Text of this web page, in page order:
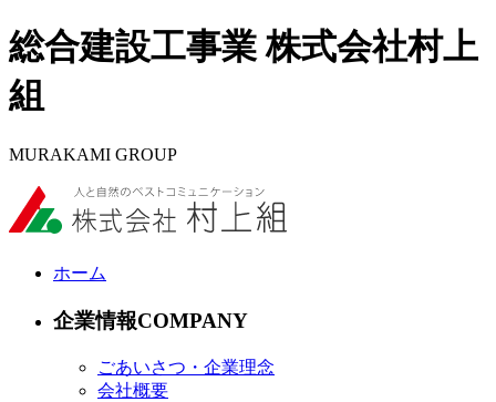
総合建設工事業 株式会社村上
組
MURAKAMI GROUP
ホーム
企業情報
ごあいさつ・企業理念
会社概要